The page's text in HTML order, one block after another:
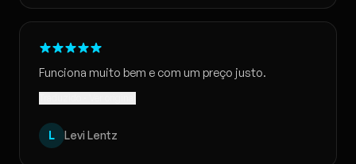
Funciona muito bem e com um preço justo.
L Levi Lentz